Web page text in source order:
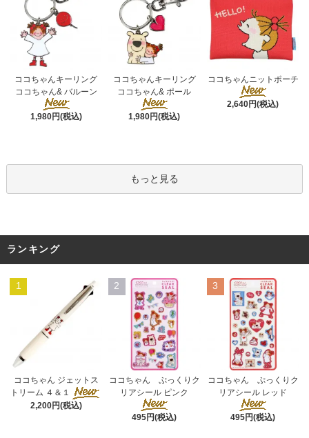
ココちゃんキーリング
ココちゃん& バルーン
1,980円(税込)
ココちゃんキーリング
ココちゃん& ポール
1,980円(税込)
ココちゃんニットポーチ
2,640円(税込)
もっと見る
ランキング
1
ココちゃん ジェットス
トリーム ４＆１
2,200円(税込)
2
ココちゃん ぷっくりク
リアシール ピンク
495円(税込)
3
ココちゃん ぷっくりク
リアシール レッド
495円(税込)